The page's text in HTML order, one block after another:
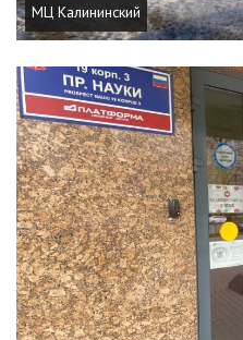
МЦ Калининский